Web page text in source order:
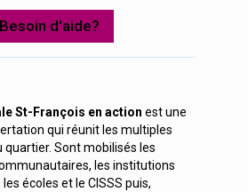
Besoin d'aide?
St-François en action est une
qui réunit les multiples
quartier. Sont mobilisés les
les institutions
écoles et le CISSS puis,